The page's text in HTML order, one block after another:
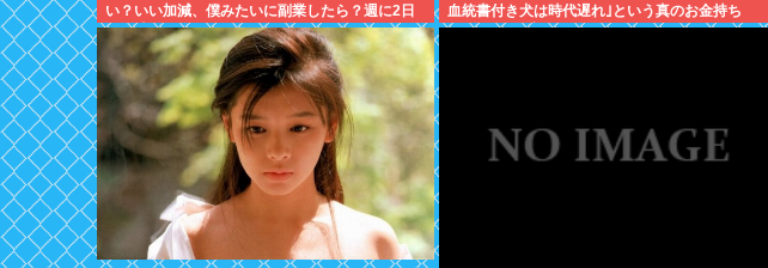
い？いい加減、僕みたいに副業したら？週に2日
休む時代は終わったんだよ
血統書付き犬は時代遅れ｣という真のお金持ち
が"向かった先"